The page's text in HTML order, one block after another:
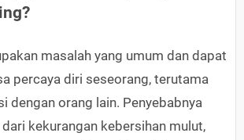
masalah yang umum dan dapat
percaya diri seseorang, terutama
dengan orang lain. Penyebabnya
kekurangan kebersihan mulut,